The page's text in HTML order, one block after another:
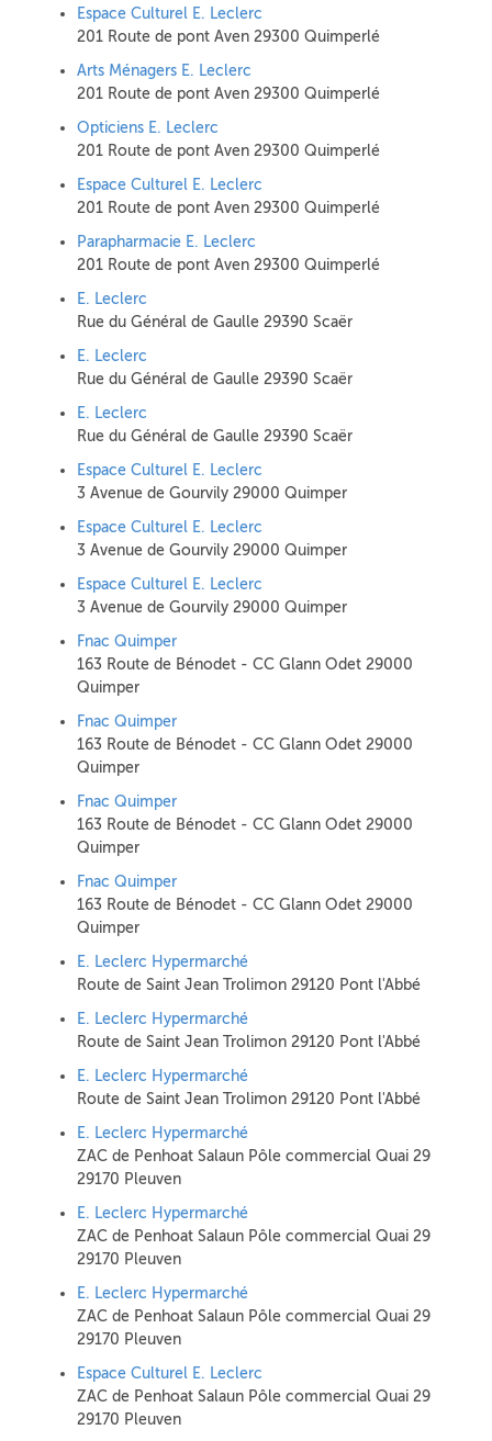
Espace Culturel E. Leclerc
201 Route de pont Aven 29300 Quimperlé
Arts Ménagers E. Leclerc
201 Route de pont Aven 29300 Quimperlé
Opticiens E. Leclerc
201 Route de pont Aven 29300 Quimperlé
Espace Culturel E. Leclerc
201 Route de pont Aven 29300 Quimperlé
Parapharmacie E. Leclerc
201 Route de pont Aven 29300 Quimperlé
E. Leclerc
Rue du Général de Gaulle 29390 Scaër
E. Leclerc
Rue du Général de Gaulle 29390 Scaër
E. Leclerc
Rue du Général de Gaulle 29390 Scaër
Espace Culturel E. Leclerc
3 Avenue de Gourvily 29000 Quimper
Espace Culturel E. Leclerc
3 Avenue de Gourvily 29000 Quimper
Espace Culturel E. Leclerc
3 Avenue de Gourvily 29000 Quimper
Fnac Quimper
163 Route de Bénodet - CC Glann Odet 29000
Quimper
Fnac Quimper
163 Route de Bénodet - CC Glann Odet 29000
Quimper
Fnac Quimper
163 Route de Bénodet - CC Glann Odet 29000
Quimper
Fnac Quimper
163 Route de Bénodet - CC Glann Odet 29000
Quimper
E. Leclerc Hypermarché
Route de Saint Jean Trolimon 29120 Pont l'Abbé
E. Leclerc Hypermarché
Route de Saint Jean Trolimon 29120 Pont l'Abbé
E. Leclerc Hypermarché
Route de Saint Jean Trolimon 29120 Pont l'Abbé
E. Leclerc Hypermarché
ZAC de Penhoat Salaun Pôle commercial Quai 29
29170 Pleuven
E. Leclerc Hypermarché
ZAC de Penhoat Salaun Pôle commercial Quai 29
29170 Pleuven
E. Leclerc Hypermarché
ZAC de Penhoat Salaun Pôle commercial Quai 29
29170 Pleuven
Espace Culturel E. Leclerc
ZAC de Penhoat Salaun Pôle commercial Quai 29
29170 Pleuven